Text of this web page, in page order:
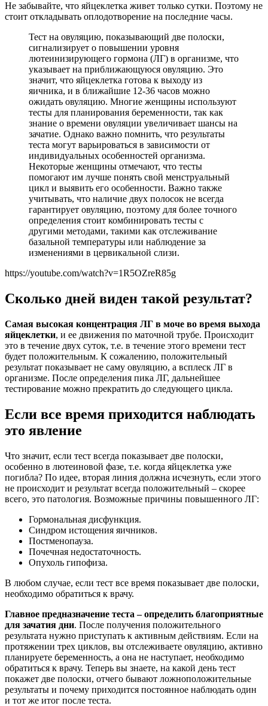
Не забывайте, что яйцеклетка живет только сутки. Поэтому не
стоит откладывать оплодотворение на последние часы.
Тест на овуляцию, показывающий две полоски,
сигнализирует о повышении уровня
лютеинизирующего гормона (ЛГ) в организме, что
указывает на приближающуюся овуляцию. Это
значит, что яйцеклетка готова к выходу из
яичника, и в ближайшие 12-36 часов можно
ожидать овуляцию. Многие женщины используют
тесты для планирования беременности, так как
знание о времени овуляции увеличивает шансы на
зачатие. Однако важно помнить, что результаты
теста могут варьироваться в зависимости от
индивидуальных особенностей организма.
Некоторые женщины отмечают, что тесты
помогают им лучше понять свой менструальный
цикл и выявить его особенности. Важно также
учитывать, что наличие двух полосок не всегда
гарантирует овуляцию, поэтому для более точного
определения стоит комбинировать тесты с
другими методами, такими как отслеживание
базальной температуры или наблюдение за
изменениями в цервикальной слизи.
https://youtube.com/watch?v=1R5OZreR85g
Сколько дней виден такой результат?
Самая высокая концентрация ЛГ в моче во время выхода
яйцеклетки, и ее движения по маточной трубе. Происходит
это в течение двух суток, т.е. в течение этого времени тест
будет положительным. К сожалению, положительный
результат показывает не саму овуляцию, а всплеск ЛГ в
организме. После определения пика ЛГ, дальнейшее
тестирование можно прекратить до следующего цикла.
Если все время приходится наблюдать
это явление
Что значит, если тест всегда показывает две полоски,
особенно в лютеиновой фазе, т.е. когда яйцеклетка уже
погибла? По идее, вторая линия должна исчезнуть, если этого
не происходит и результат всегда положительный – скорее
всего, это патология. Возможные причины повышенного ЛГ:
Гормональная дисфункция.
Синдром истощения яичников.
Постменопауза.
Почечная недостаточность.
Опухоль гипофиза.
В любом случае, если тест все время показывает две полоски,
необходимо обратиться к врачу.
Главное предназначение теста – определить благоприятные
для зачатия дни. После получения положительного
результата нужно приступать к активным действиям. Если на
протяжении трех циклов, вы отслеживаете овуляцию, активно
планируете беременность, а она не наступает, необходимо
обратиться к врачу. Теперь вы знаете, на какой день тест
покажет две полоски, отчего бывают ложноположительные
результаты и почему приходится постоянное наблюдать один
и тот же итог после теста.